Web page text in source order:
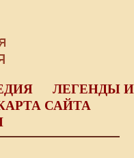
ЛЕГЕНДЫ И
САЙТА